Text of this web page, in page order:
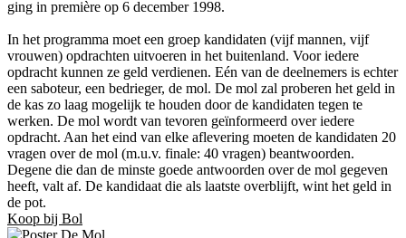
ging in première op 6 december 1998.
In het programma moet een groep kandidaten (vijf mannen, vijf
vrouwen) opdrachten uitvoeren in het buitenland. Voor iedere
opdracht kunnen ze geld verdienen. Eén van de deelnemers is echter
een saboteur, een bedrieger, de mol. De mol zal proberen het geld in
de kas zo laag mogelijk te houden door de kandidaten tegen te
werken. De mol wordt van tevoren geïnformeerd over iedere
opdracht. Aan het eind van elke aflevering moeten de kandidaten 20
vragen over de mol (m.u.v. finale: 40 vragen) beantwoorden.
Degene die dan de minste goede antwoorden over de mol gegeven
heeft, valt af. De kandidaat die als laatste overblijft, wint het geld in
de pot.
Koop bij Bol